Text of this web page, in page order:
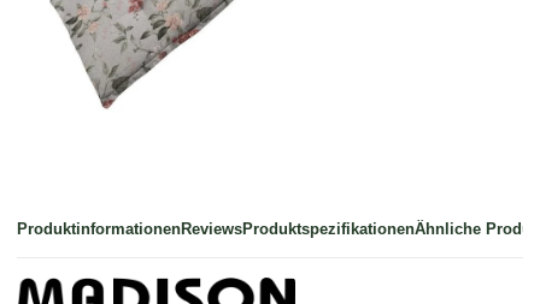
ProduktinformationenReviewsProduktspezifikationenÄhnliche